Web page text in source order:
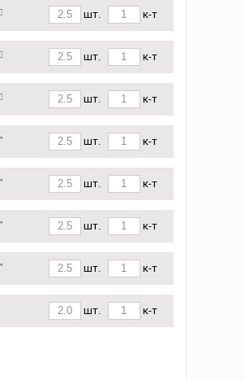
шт. к-т
шт. к-т
шт. к-т
шт. к-т
шт. к-т
шт. к-т
шт. к-т
шт. к-т